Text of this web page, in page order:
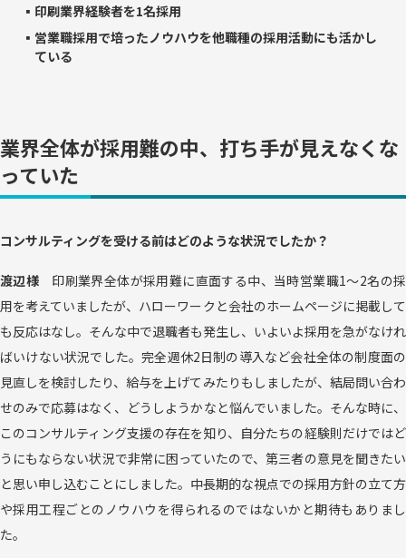
▪印刷業界経験者を1名採用
▪営業職採用で培ったノウハウを他職種の採用活動にも活かし
ている
業界全体が採用難の中、打ち手が見えなくな
っていた
コンサルティングを受ける前はどのような状況でしたか？
渡辺様
印刷業界全体が採用難に直面する中、当時営業職1～2名の採
用を考えていましたが、ハローワークと会社のホームページに掲載して
も反応はなし。そんな中で退職者も発生し、いよいよ採用を急がなけれ
ばいけない状況でした。完全週休2日制の導入など会社全体の制度面の
見直しを検討したり、給与を上げてみたりもしましたが、結局問い合わ
せのみで応募はなく、どうしようかなと悩んでいました。そんな時に、
このコンサルティング支援の存在を知り、自分たちの経験則だけではど
うにもならない状況で非常に困っていたので、第三者の意見を聞きたい
と思い申し込むことにしました。中長期的な視点での採用方針の立て方
や採用工程ごとのノウハウを得られるのではないかと期待もありまし
た。